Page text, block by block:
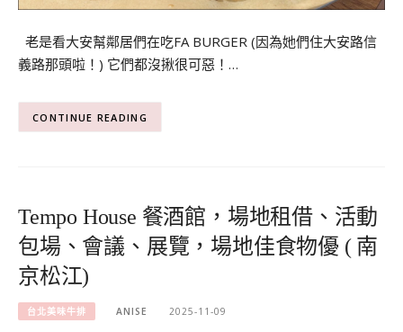
老是看大安幫鄰居們在吃FA BURGER (因為她們住大安路信
義路那頭啦！) 它們都沒揪很可惡！…
CONTINUE READING
Tempo House 餐酒館，場地租借、活動
包場、會議、展覽，場地佳食物優 ( 南
京松江)
台北美味牛排 ANISE 2025-11-09